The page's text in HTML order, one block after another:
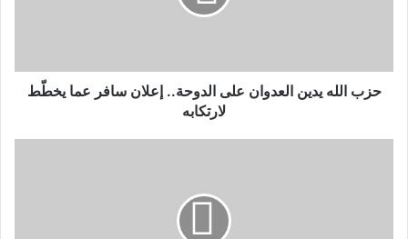
حزب الله يدين العدوان على الدوحة.. إعلان سافر عما يخطّط
لارتكابه